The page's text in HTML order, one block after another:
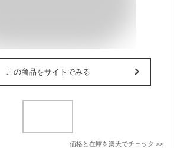
この商品をサイトでみる
価格と在庫を楽天でチェック >>